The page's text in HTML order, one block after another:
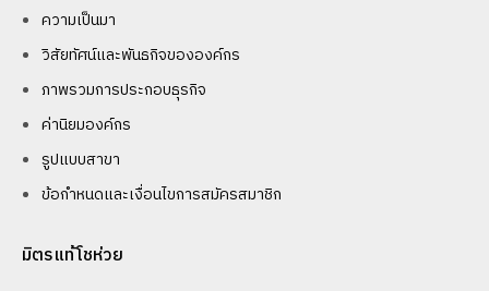
ความเป็นมา
วิสัยทัศน์และพันธกิจขององค์กร
ภาพรวมการประกอบธุรกิจ
ค่านิยมองค์กร
รูปแบบสาขา
ข้อกำหนดและเงื่อนไขการสมัครสมาชิก
มิตรแท้โชห่วย